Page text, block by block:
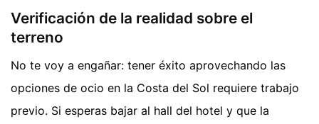
Verificación de la realidad sobre el
terreno
No te voy a engañar: tener éxito aprovechando las
opciones de ocio en la Costa del Sol requiere trabajo
previo. Si esperas bajar al hall del hotel y que la